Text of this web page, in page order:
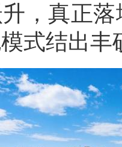
，真正落
式结出丰